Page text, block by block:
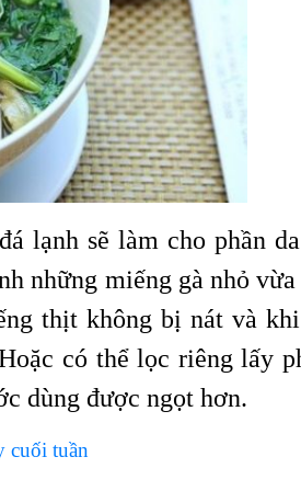
lạnh sẽ làm cho phần
những miếng gà nhỏ vừa
thịt không bị nát và
có thể lọc riêng lấy
dùng được ngọt hơn.
cuối tuần